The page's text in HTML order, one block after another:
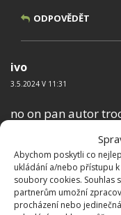
Abychom poskytli co
ukládání a/nebo přístupu
soubory cookies. Souhlas
partnerům umožní
procházení nebo
ODPOVĚDĚT
ivo
3.5.2024 V 11:31
no on pan autor
povinným
většinou až
bát nemusí
ODPOVĚDĚT